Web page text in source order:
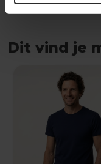
Dit vind je